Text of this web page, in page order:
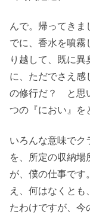
んで。帰ってきま
でに、香水を噴霧
り越して、既に異
に、ただでさえ感
の修行だ？ と思
つの『におい』を
いろんな意味でク
を、所定の収納場
が、僕の仕事です
え、何はなくと
たわけですが、今